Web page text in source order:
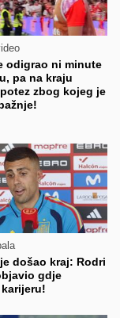
odigrao ni minute
pa na kraju
zbog kojeg je
došao kraj: Rodri
gdje